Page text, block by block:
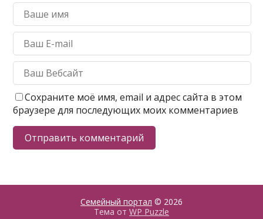
Сохраните моё имя, email и адрес сайта в этом
браузере для последующих моих комментариев
Семейный портал © 2026
Тема от WP Puzzle